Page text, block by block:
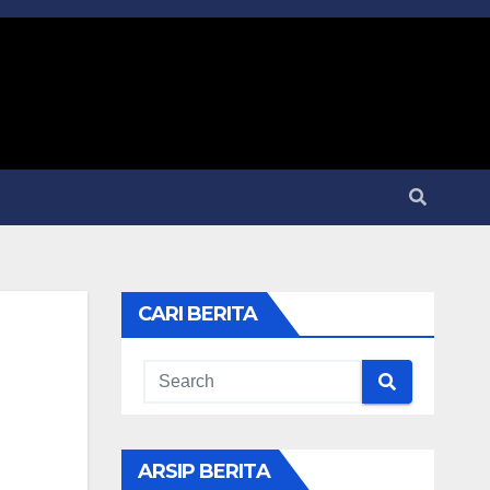
CARI BERITA
ARSIP BERITA